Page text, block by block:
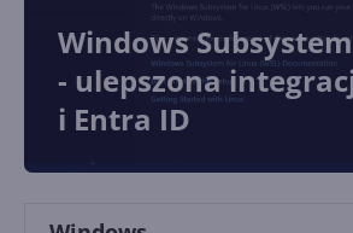
Windows
- ulepszona
i Entra ID